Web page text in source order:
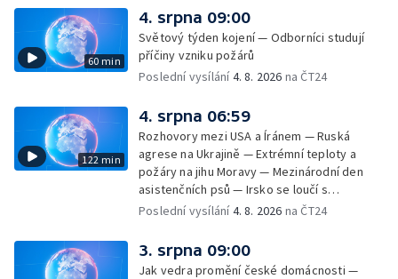
— Třem obcím na Brněnsku dočasně došla
pitná voda — SP v orientačním běhu v Česku
— Horko a požáry sužují Evropu — Rybářský
příměstský tábor
60 min
4. srpna 09:00
Světový týden kojení — Odborníci studují
příčiny vzniku požárů
Poslední vysílání4. 8. 2026 na ČT24
122 min
4. srpna 06:59
Rozhovory mezi USA a Íránem — Ruská
agrese na Ukrajině — Extrémní teploty a
požáry na jihu Moravy — Mezinárodní den
asistenčních psů — Irsko se loučí s
hudebníkem Glenem Hansardem
Poslední vysílání4. 8. 2026 na ČT24
3. srpna 09:00
Jak vedra promění české domácnosti —